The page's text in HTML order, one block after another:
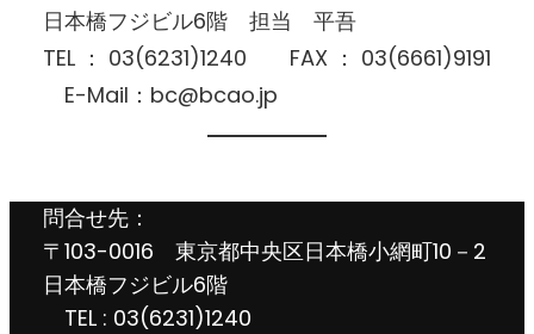
日本橋フジビル6階 担当 平吾
TEL ： 03(6231)1240 FAX ： 03(6661)9191
E-Mail：bc@bcao.jp
問合せ先：
〒103-0016 東京都中央区日本橋小網町10－2
日本橋フジビル6階
TEL : 03(6231)1240